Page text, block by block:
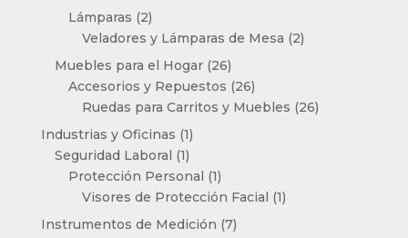
productos
Lámparas 22
productos
Veladores y Lámparas de Mesa 22
Muebles para el Hogar 2626
productos
Accesorios y Repuestos 2626
productos
Ruedas para Carritos y Muebles 2626
Industrias y Oficinas 11
producto
Seguridad Laboral 11
producto
Protección Personal 11
producto
Visores de Protección Facial 11
Instrumentos de Medición 77